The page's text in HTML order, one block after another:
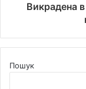
Викрадена в
Пошук